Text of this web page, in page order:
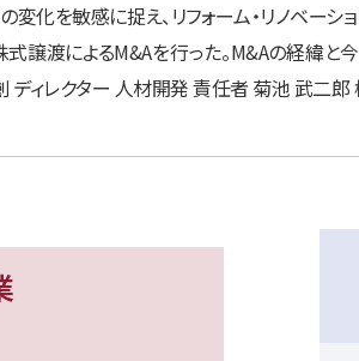
化を敏感に捉え、リフォーム・リノベー
譲渡によるM&Aを行った。M&Aの経緯
ィレクター 人材開発 責任者 菊池 武二郎